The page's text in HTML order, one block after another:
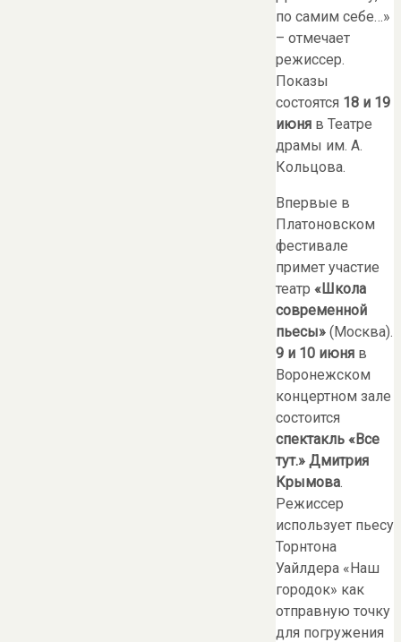
по самим себе…»
– отмечает
режиссер.
Показы
состоятся 18 и 19
июня в Театре
драмы им. А.
Кольцова.
Впервые в
Платоновском
фестивале
примет участие
театр «Школа
современной
пьесы» (Москва).
9 и 10 июня в
Воронежском
концертном зале
состоится
спектакль «Все
тут.» Дмитрия
Крымова.
Режиссер
использует пьесу
Торнтона
Уайлдера «Наш
городок» как
отправную точку
для погружения